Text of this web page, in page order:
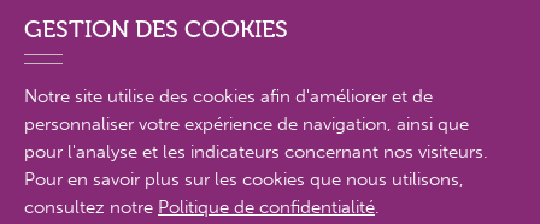
PLAN DU SITE EN DÉTAIL
MENTIONS LÉGALES
GESTION DES COOKIES
Notre site utilise des cookies afin d'améliorer et de
personnaliser votre expérience de navigation, ainsi que
pour l'analyse et les indicateurs concernant nos visiteurs.
Pour en savoir plus sur les cookies que nous utilisons,
consultez notre Politique de confidentialité.